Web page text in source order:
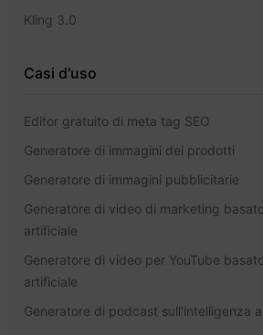
Kling 3.0
Casi d'uso
Editor gratuito di meta tag SEO
Generatore di immagini dei prodotti
Generatore di immagini pubblicitarie
Generatore di video di marketing
artificiale
Generatore di video per YouTube
artificiale
Generatore di podcast sull'intelligenza